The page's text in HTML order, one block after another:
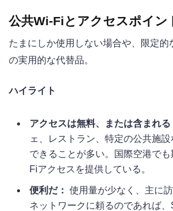
公共Wi-Fiとアクセスポイン
たまにしか使用しない場合や、限定的
の実用的な代替品。
ハイライト
アクセスは無料、または含まれる
ェ、レストラン、特定の公共施
できることが多い。国際空港で
Fiアクセスを提供している。
便利だ： 使用量が少なく、主に
ネットワークに頼るのであれば、